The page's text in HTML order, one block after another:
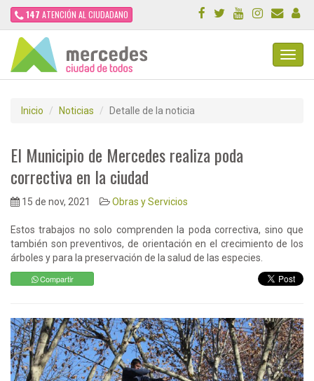
147 ATENCIÓN AL CIUDADANO
Inicio Noticias Detalle de la noticia
El Municipio de Mercedes realiza poda
correctiva en la ciudad
15 de nov, 2021 Obras y Servicios
Estos trabajos no solo comprenden la poda correctiva, sino que
también son preventivos, de orientación en el crecimiento de los
árboles y para la preservación de la salud de las especies.
Compartir